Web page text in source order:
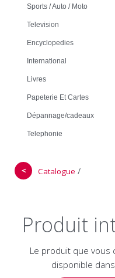
Sports / Auto / Moto
Television
Encyclopedies
International
Livres
Papeterie Et Cartes
Dépannage/cadeaux
Telephonie
＜ Catalogue /
Produit
Le produit que vous
disponible